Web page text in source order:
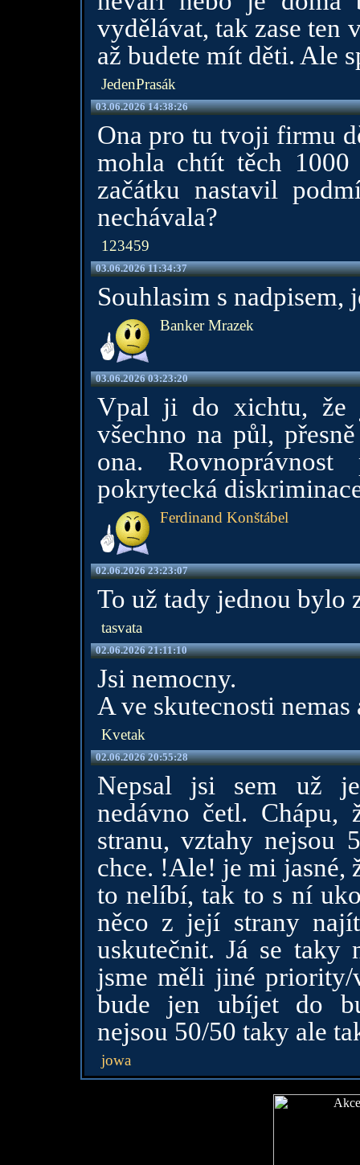
vydělávat, tak zase ten
až budete mít děti. Ale
JedenPrasák
03.06.2026 14:38:26
Ona pro tu tvoji firmu
mohla chtít těch
začátku nastavil
nechávala?
123459
03.06.2026 11:34:37
Souhlasim s nadpisem,
Banker Mrazek
03.06.2026 03:23:20
Vpal ji do xichtu, že
všechno na půl,
ona.
pokrytecká
Ferdinand Konštábel
02.06.2026 23:23:07
To už tady jednou bylo
tasvata
02.06.2026 21:11:10
Jsi nemocny.
A ve skutecnosti
Kvetak
02.06.2026 20:55:28
Nepsal jsi sem už
nedávno četl.
stranu, vztahy nejsou
chce. !Ale! je mi jasné,
to nelíbí, tak to s ní
něco z její strany
uskutečnit. Já se taky
jsme měli jiné
bude jen ubíjet do
nejsou 50/50 taky ale
jowa